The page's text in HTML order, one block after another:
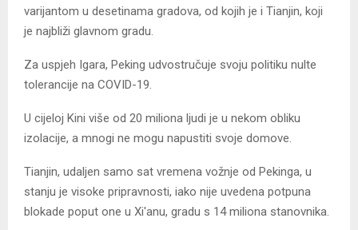
varijantom u desetinama gradova, od kojih je i Tianjin, koji
je najbliži glavnom gradu.
Za uspjeh Igara, Peking udvostručuje svoju politiku nulte
tolerancije na COVID-19.
U cijeloj Kini više od 20 miliona ljudi je u nekom obliku
izolacije, a mnogi ne mogu napustiti svoje domove.
Tianjin, udaljen samo sat vremena vožnje od Pekinga, u
stanju je visoke pripravnosti, iako nije uvedena potpuna
blokade poput one u Xi'anu, gradu s 14 miliona stanovnika.